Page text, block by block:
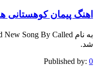
اهنگ پیمان کوهستانی
شد.
Published by: 0